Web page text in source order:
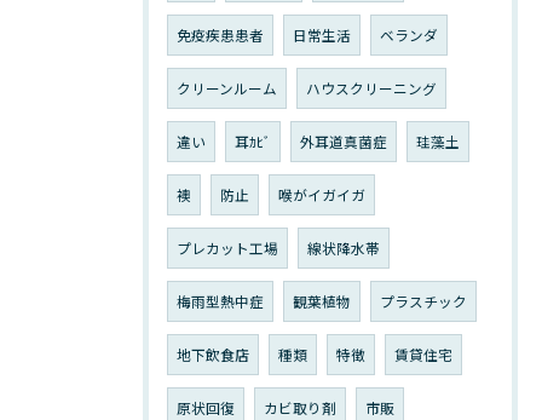
免疫疾患患者 日常生活 ベランダ
クリーンルーム ハウスクリーニング
違い 耳ｶﾋﾞ 外耳道真菌症 珪藻土
襖 防止 喉がイガイガ
プレカット工場 線状降水帯
梅雨型熱中症 観葉植物 プラスチック
地下飲食店 種類 特徴 賃貸住宅
原状回復 カビ取り剤 市販